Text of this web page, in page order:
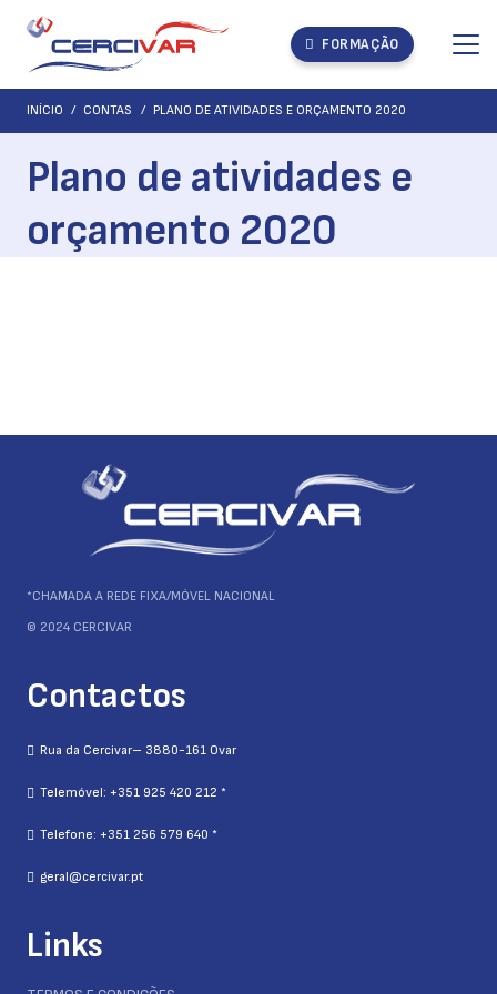
FORMAÇÃO
INÍCIO / CONTAS / PLANO DE ATIVIDADES E ORÇAMENTO 2020
Plano de atividades e
orçamento 2020
*CHAMADA A REDE FIXA/MÓVEL NACIONAL
© 2024 CERCIVAR
Contactos
Rua da Cercivar– 3880-161 Ovar
Telemóvel: +351 925 420 212 *
Telefone: +351 256 579 640 *
geral@cercivar.pt
Links